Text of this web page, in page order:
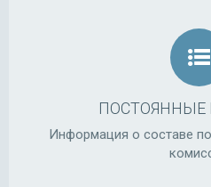
Информация о составе